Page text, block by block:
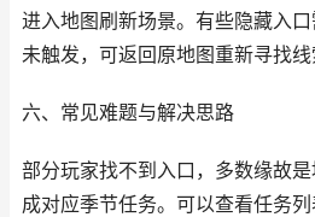
进入地图刷新场景。有些隐藏入
未触发，可返回原地图重新寻找线
六、常见难题与解决思路
部分玩家找不到入口，多数缘故
成对应季节任务。可以查看任务